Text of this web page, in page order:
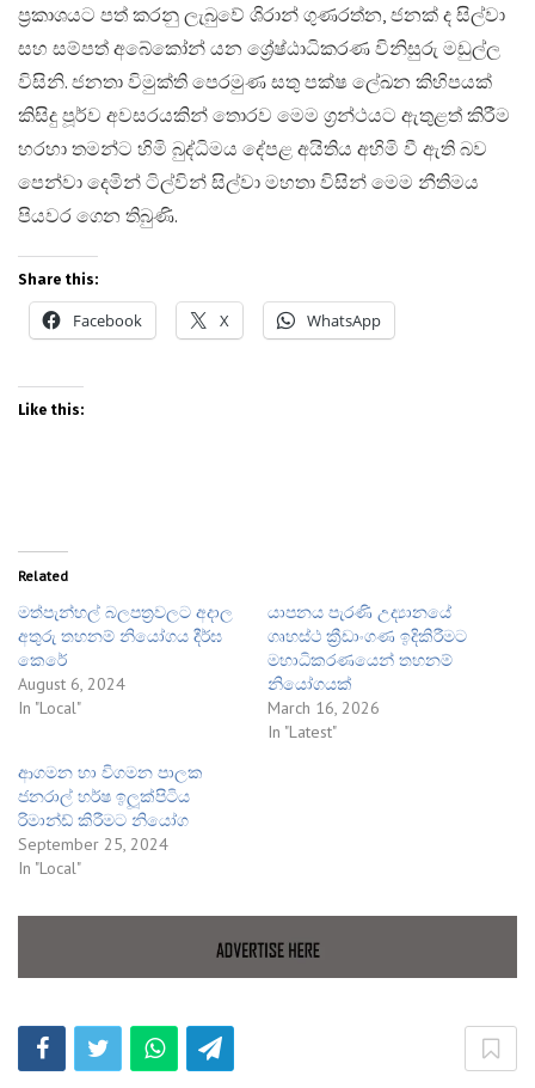
ප්‍රකාශයට පත් කරනු ලැබුවේ ශිරාන් ගුණරත්න, ජනක් ද සිල්වා
සහ සම්පත් අබේකෝන් යන ශ්‍රේෂ්ඨාධිකරණ විනිසුරු මඩුල්ල
විසිනි. ජනතා විමුක්ති පෙරමුණ සතු පක්ෂ ලේඛන කිහිපයක්
කිසිදු පූර්ව අවසරයකින් තොරව මෙම ග්‍රන්ථයට ඇතුළත් කිරීම
හරහා තමන්ට හිමි බුද්ධිමය දේපළ අයිතිය අහිමි වී ඇති බව
පෙන්වා දෙමින් ටිල්වින් සිල්වා මහතා විසින් මෙම නීතිමය
පියවර ගෙන තිබුණි.
Share this:
Facebook X WhatsApp
Like this:
Related
මත්පැන්හල් බලපත්‍රවලට අදාල
අතුරු තහනම් නියෝගය දීර්ඝ
කෙරේ
August 6, 2024
In "Local"
යාපනය පැරණි උද්‍යානයේ
ගෘහස්ථ ක්‍රීඩාංගණ ඉදිකිරීමට
මහාධිකරණයෙන් තහනම්
නියෝගයක්
March 16, 2026
In "Latest"
ආගමන හා විගමන පාලක
ජනරාල් හර්ෂ ඉලූක්පිටිය
රිමාන්ඩ් කිරීමට නියෝග
September 25, 2024
In "Local"